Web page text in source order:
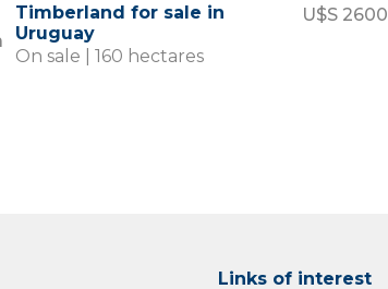
Timberland for sale in
Uruguay
U$S 2600
On sale | 160 hectares
Links of interest